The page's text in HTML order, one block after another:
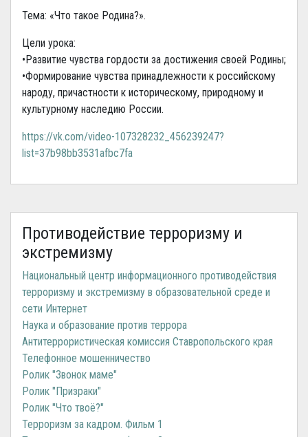
Тема: «Что такое Родина?».
Цели урока:
•Развитие чувства гордости за достижения своей Родины;
•Формирование чувства принадлежности к российскому
народу, причастности к историческому, природному и
культурному наследию России.
https://vk.com/video-107328232_456239247?
list=37b98bb3531afbc7fa
Противодействие терроризму и
экстремизму
Национальный центр информационного противодействия
терроризму и экстремизму в образовательной среде и
сети Интернет
Наука и образование против террора
Антитеррористическая комиссия Ставропольского края
Телефонное мошенничество
Ролик "Звонок маме"
Ролик "Призраки"
Ролик "Что твоё?"
Терроризм за кадром. Фильм 1